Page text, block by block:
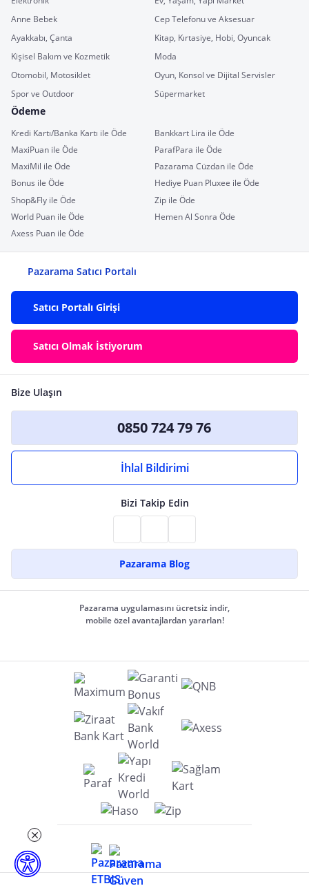
Anne Bebek
Cep Telefonu ve Aksesuar
Ayakkabı, Çanta
Kitap, Kırtasiye, Hobi, Oyuncak
Kişisel Bakım ve Kozmetik
Moda
Otomobil, Motosiklet
Oyun, Konsol ve Dijital Servisler
Spor ve Outdoor
Süpermarket
Ödeme
Kredi Kartı/Banka Kartı ile Öde
Bankkart Lira ile Öde
MaxiPuan ile Öde
ParafPara ile Öde
MaxiMil ile Öde
Pazarama Cüzdan ile Öde
Bonus ile Öde
Hediye Puan Pluxee ile Öde
Shop&Fly ile Öde
Zip ile Öde
World Puan ile Öde
Hemen Al Sonra Öde
Axess Puan ile Öde
Pazarama Satıcı Portalı
Satıcı Portalı Girişi
Satıcı Olmak İstiyorum
Bize Ulaşın
0850 724 79 76
İhlal Bildirimi
Bizi Takip Edin
Pazarama Blog
Pazarama uygulamasını ücretsiz indir,
mobile özel avantajlardan yararlan!